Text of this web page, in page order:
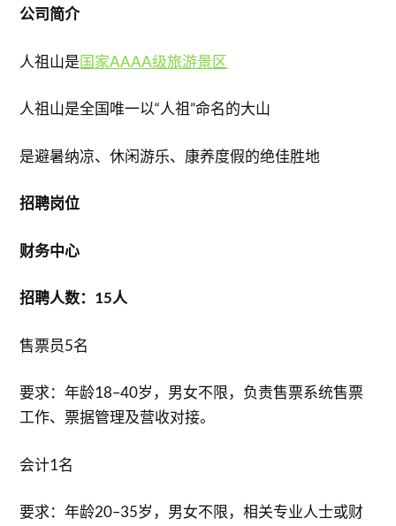
公司简介
人祖山是国家AAAA级旅游景区
人祖山是全国唯一以“人祖”命名的大山
是避暑纳凉、休闲游乐、康养度假的绝佳胜地
招聘岗位
财务中心
招聘人数：15人
售票员5名
要求：年龄18–40岁，男女不限，负责售票系统售票
工作、票据管理及营收对接。
会计1名
要求：年龄20–35岁，男女不限，相关专业人士或财